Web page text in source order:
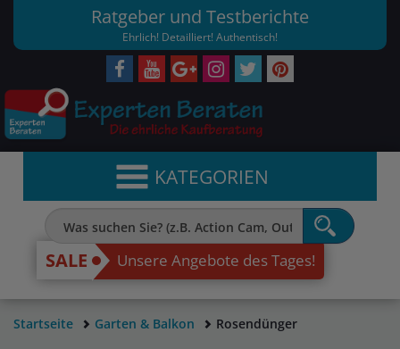
Ratgeber und Testberichte
Ehrlich! Detailliert! Authentisch!
KATEGORIEN
SALE Unsere Angebote des Tages!
Startseite Garten & Balkon Rosendünger